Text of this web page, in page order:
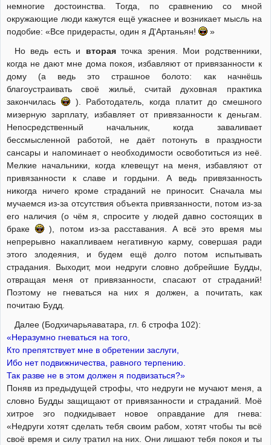
немногие достоинства. Тогда, по сравнению со мной
окружающие люди кажутся ещё ужаснее и возникает мысль на
подобие: «Все придерасты, один я Д'Артаньян!
»
Но ведь есть и втораяточка зрения. Мои родственники,
когда не дают мне дома покоя, избавляют от привязанности к
дому (а ведь это страшное болото: как начнёшь
благоустраивать своё жильё, считай духовная практика
закончилась
). Работодатель, когда платит до смешного
мизерную зарплату, избавляет от привязанности к деньгам.
Непосредственный начальник, когда заваливает
бессмысленной работой, не даёт потонуть в праздности
сансары и напоминает о необходимости освоботиться из неё.
Мелкие начальники, когда клевещут на меня, избавляют от
привязанности к славе и гордыни. А ведь привязанность
никогда ничего кроме страданий не приносит. Сначала мы
мучаемся из-за отсутствия объекта привязанности, потом из-за
его наличия (о чём я, спросите у людей давно состоящих в
браке
), потом из-за расставания. А всё это время мы
непрерывно накапливаем негативную карму, совершая ради
этого злодеяния, и будем ещё долго потом испытывать
страдания. Выходит, мои недруги словно добрейшие Будды,
отвращая меня от привязанности, спасают от страданий!
Поэтому не гневаться на них я должен, а почитать, как
почитаю Будд.
Далее (Бодхичарьяаватара, гл. 6 строфа 102):
«Неразумно гневаться на того,
Кто препятствует мне в обретении заслуги,
Ибо нет подвижничества, равного терпению.
Так разве не в этом должен я подвизаться?»
Поняв из предыдущей строфы, что недруги не мучают меня, а
словно Будды защищают от привязанности и страданий. Моё
хитрое эго подкидывает новое оправдание для гнева:
«Недруги хотят сделать тебя своим рабом, хотят чтобы ты всё
своё время и силу тратил на них. Они лишают тебя покоя и ты